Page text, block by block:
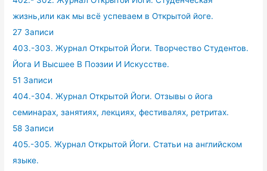
жизнь,или как мы всё успеваем в Открытой йоге.
27 Записи
403.-303. Журнал Открытой Йоги. Творчество Студентов.
Йога И Высшее В Поэзии И Искусстве.
51 Записи
404.-304. Журнал Открытой Йоги. Отзывы о йога
семинарах, занятиях, лекциях, фестивалях, ретритах.
58 Записи
405.-305. Журнал Открытой Йоги. Статьи на английском
языке.